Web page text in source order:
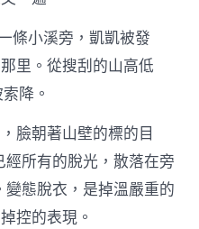
台
北
汽
車
自
閉
癥
孩
條小溪旁，凱凱被發
里。從搜刮的山高低
降。
臉朝著山壁的標的目
經所有的脫光，散落在旁
變態脫衣，是掉溫嚴重的
控的表現。